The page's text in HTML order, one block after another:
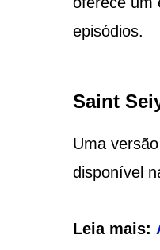
episódios​​.
Saint
Uma
disponível
Leia mais: